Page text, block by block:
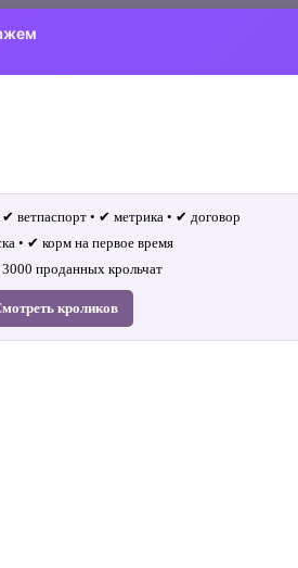
ветпаспорт • ✔ метрика • ✔ договор
• ✔ корм на первое время
проданных крольчат
кроликов